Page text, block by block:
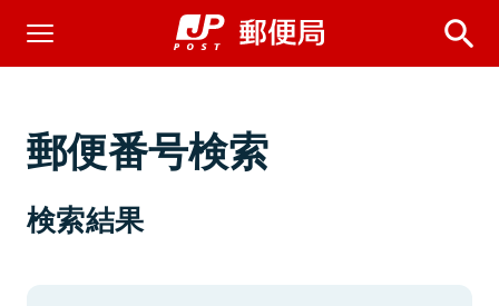
郵便番号検索
検索結果